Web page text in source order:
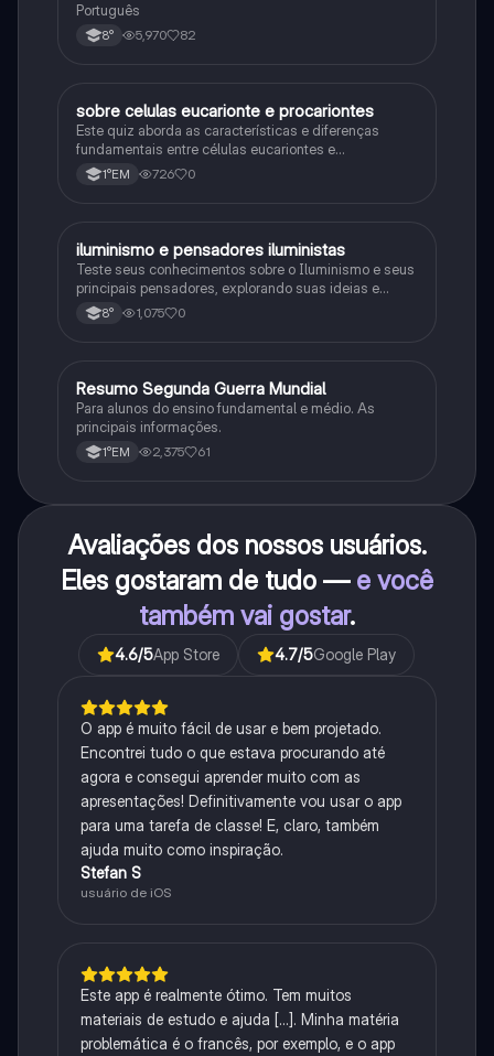
Português
8° 5,970 82
Biologia
sobre celulas eucarionte e procariontes
Este quiz aborda as características e diferenças
fundamentais entre células eucariontes e
procariontes.
1°EM 726 0
História
iluminismo e pensadores iluministas
Teste seus conhecimentos sobre o Iluminismo e seus
principais pensadores, explorando suas ideias e
impacto histórico.
8° 1,075 0
História
Resumo Segunda Guerra Mundial
Para alunos do ensino fundamental e médio. As
principais informações.
1°EM 2,375 61
Avaliações dos nossos usuários.
Eles gostaram de tudo — e você
também vai gostar.
4.6/5App Store 4.7/5Google Play
O app é muito fácil de usar e bem projetado.
Encontrei tudo o que estava procurando até
agora e consegui aprender muito com as
apresentações! Definitivamente vou usar o app
para uma tarefa de classe! E, claro, também
ajuda muito como inspiração.
Stefan S
usuário de iOS
Este app é realmente ótimo. Tem muitos
materiais de estudo e ajuda [...]. Minha matéria
problemática é o francês, por exemplo, e o app